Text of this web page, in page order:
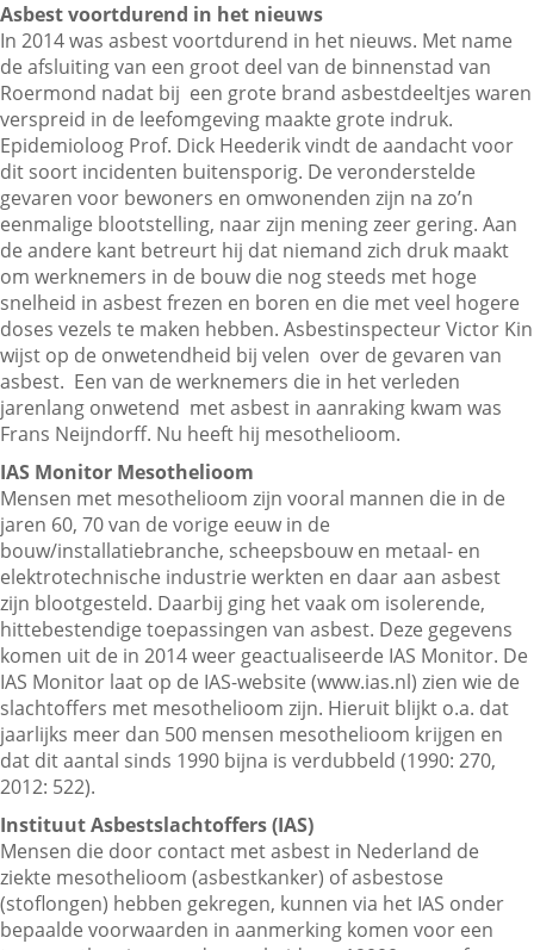
Asbest voortdurend in het nieuws
In 2014 was asbest voortdurend in het nieuws. Met name
de afsluiting van een groot deel van de binnenstad van
Roermond nadat bij een grote brand asbestdeeltjes waren
verspreid in de leefomgeving maakte grote indruk.
Epidemioloog Prof. Dick Heederik vindt de aandacht voor
dit soort incidenten buitensporig. De veronderstelde
gevaren voor bewoners en omwonenden zijn na zo’n
eenmalige blootstelling, naar zijn mening zeer gering. Aan
de andere kant betreurt hij dat niemand zich druk maakt
om werknemers in de bouw die nog steeds met hoge
snelheid in asbest frezen en boren en die met veel hogere
doses vezels te maken hebben. Asbestinspecteur Victor Kin
wijst op de onwetendheid bij velen over de gevaren van
asbest. Een van de werknemers die in het verleden
jarenlang onwetend met asbest in aanraking kwam was
Frans Neijndorff. Nu heeft hij mesothelioom.
IAS Monitor Mesothelioom
Mensen met mesothelioom zijn vooral mannen die in de
jaren 60, 70 van de vorige eeuw in de
bouw/installatiebranche, scheepsbouw en metaal- en
elektrotechnische industrie werkten en daar aan asbest
zijn blootgesteld. Daarbij ging het vaak om isolerende,
hittebestendige toepassingen van asbest. Deze gegevens
komen uit de in 2014 weer geactualiseerde IAS Monitor. De
IAS Monitor laat op de IAS-website (www.ias.nl) zien wie de
slachtoffers met mesothelioom zijn. Hieruit blijkt o.a. dat
jaarlijks meer dan 500 mensen mesothelioom krijgen en
dat dit aantal sinds 1990 bijna is verdubbeld (1990: 270,
2012: 522).
Instituut Asbestslachtoffers (IAS)
Mensen die door contact met asbest in Nederland de
ziekte mesothelioom (asbestkanker) of asbestose
(stoflongen) hebben gekregen, kunnen via het IAS onder
bepaalde voorwaarden in aanmerking komen voor een